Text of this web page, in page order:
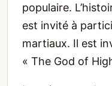
populaire.
est invité à
martiaux. Il est
« The God of